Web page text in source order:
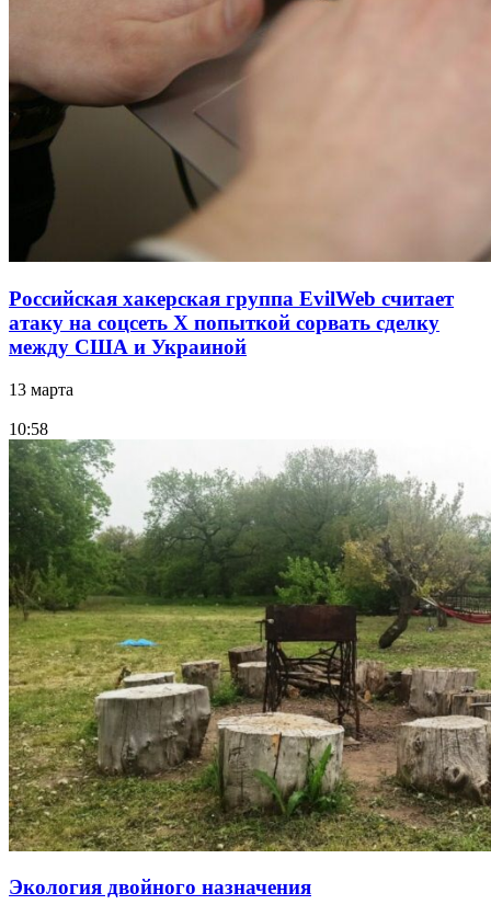
Российская хакерская группа EvilWeb считает
атаку на соцсеть Х попыткой сорвать сделку
между США и Украиной
13 марта
10:58
Экология двойного назначения